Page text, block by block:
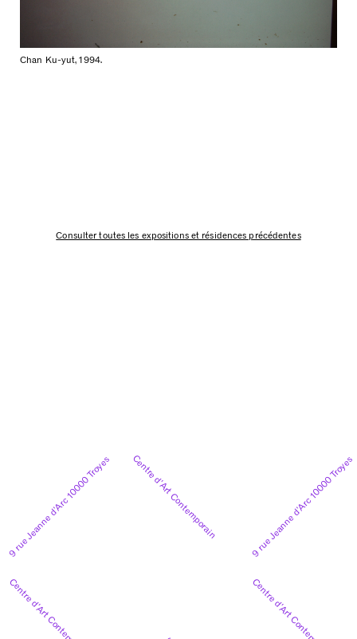
Chan Ku-yut, 1994.
Consulter toutes les expositions et résidences précédentes
9 rue Jeanne d’Arc 10000 Troyes
Centre d’Art Contemporain
Centre d’Art Contemporain 9 rue Jeanne d’Arc 10000 Troyes
Centre d’Art Contemporain